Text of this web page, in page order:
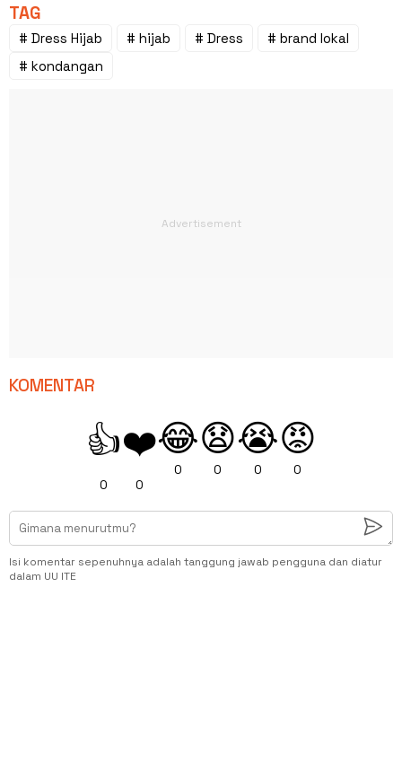
TAG
# Dress Hijab # hijab # Dress
# brand lokal
# kondangan
KOMENTAR
👍
0
❤️
0
😂
0
😧
0
😭
0
😡
0
Isi komentar sepenuhnya adalah tanggung jawab pengguna dan diatur
dalam UU ITE